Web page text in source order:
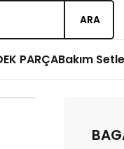
ARA
PARÇABakım